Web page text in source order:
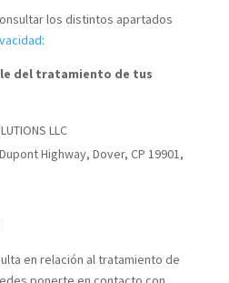
los distintos apartados
:
del tratamiento de tus
LLC
Highway, Dover, CP 19901,
en relación al tratamiento de